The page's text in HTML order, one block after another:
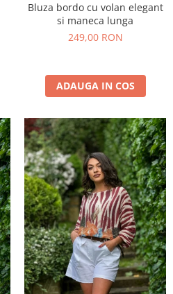
Bluza bordo cu volan elegant
si maneca lunga
249,00 RON
ADAUGA IN COS